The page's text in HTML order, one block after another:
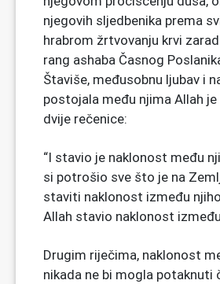
njegovih sljedbenika prema
hrabrom žrtvovanju krvi
rang ashaba Časnog
Štaviše, međusobnu ljubav i
postojala među njima Allah
dvije rečenice:
“I stavio je naklonost među
si potrošio sve što je na
staviti naklonost između
Allah stavio naklonost
Drugim riječima, naklonost
nikada ne bi mogla potaknuti